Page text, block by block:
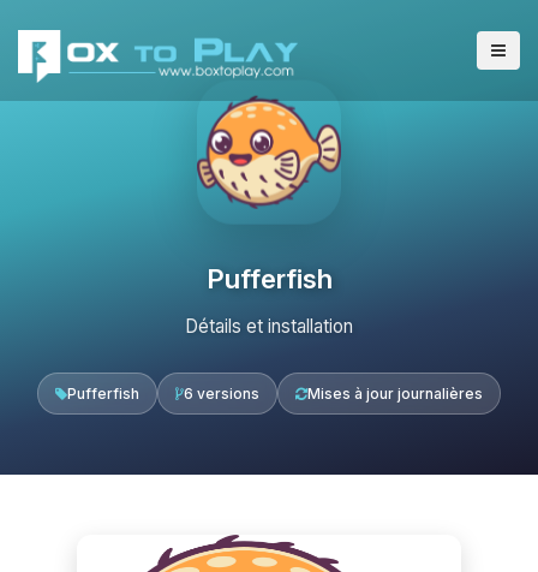
Pufferfish
Détails et installation
Pufferfish 6 versions Mises à jour journalières